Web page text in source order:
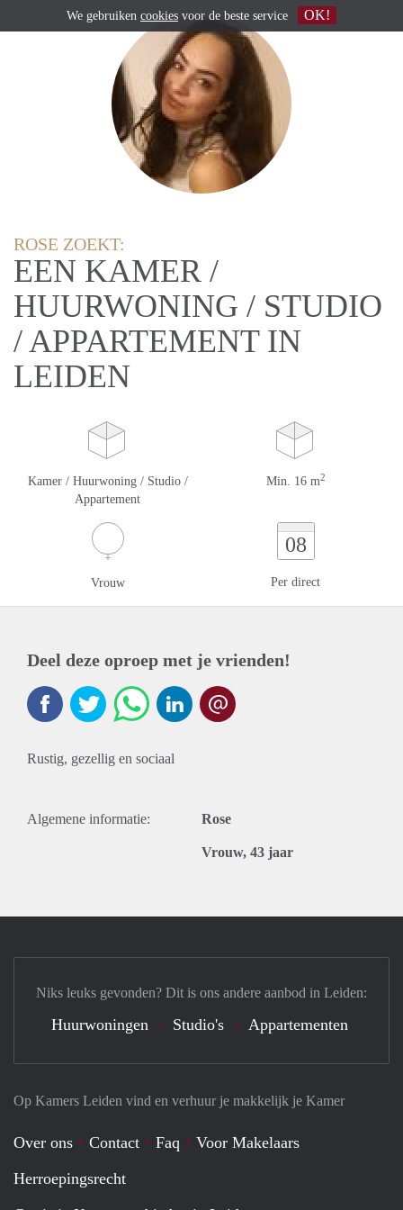
ROSE ZOEKT:
EEN KAMER /
HUURWONING / STUDIO
/ APPARTEMENT IN
LEIDEN
Kamer / Huurwoning / Studio /
Appartement
Min. 16 m2
Vrouw
08
Per direct
Deel deze oproep met je vrienden!
Rustig, gezellig en sociaal
Algemene informatie: Rose
Vrouw, 43 jaar
Op Kamers Leiden vind en verhuur je makkelijk je Kamer
Over ons Contact Faq
Voor Makelaars
Herroepingsrecht
Niks leuks gevonden? Dit is ons andere aanbod in Leiden:
Huurwoningen Studio's Appartementen
We gebruiken cookies voor de beste service OK!